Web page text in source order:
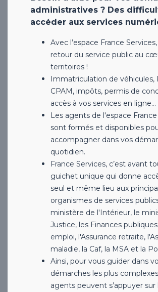
administratives ? Des
accéder aux services
Avec l’espace France Services,
retour du service public au
territoires !
Immatriculation de véhicules,
CPAM, impôts, permis de
accès à vos services en ligne…
Les agents de l'espace
sont formés et disponibles
accompagner dans vos
quotidien.
France Services, c’est avant
guichet unique qui donne
seul et même lieu aux
organismes de services
ministère de l'Intérieur, le
Justice, les Finances
emploi, l'Assurance retraite,
maladie, la Caf, la MSA et la
Ainsi, pour vous guider dans
démarches les plus
agents peuvent s’appuyer sur